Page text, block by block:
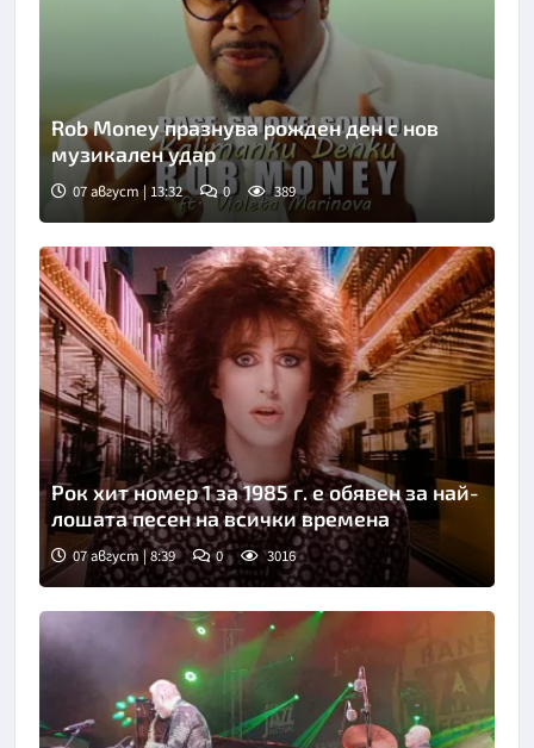
Rob Money празнува рожден ден с нов
музикален удар
07 август | 13:32 0 389
Рок хит номер 1 за 1985 г. е обявен за най-
лошата песен на всички времена
07 август | 8:39 0 3016